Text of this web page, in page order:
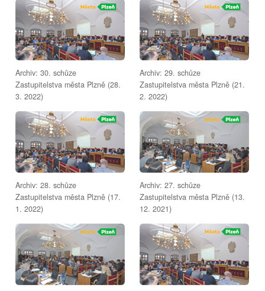
Archiv: 30. schůze
Zastupitelstva města Plzně (28.
3. 2022)
Archiv: 29. schůze
Zastupitelstva města Plzně (21.
2. 2022)
Archiv: 28. schůze
Zastupitelstva města Plzně (17.
1. 2022)
Archiv: 27. schůze
Zastupitelstva města Plzně (13.
12. 2021)